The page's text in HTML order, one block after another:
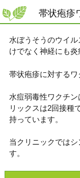
帯状疱疹
水ぼうそうのウイ
けでなく神経にも炎
帯状疱疹に対するワ
水痘弱毒性ワクチ
リックスは2回接種
持っています。
当クリニックでは
す。